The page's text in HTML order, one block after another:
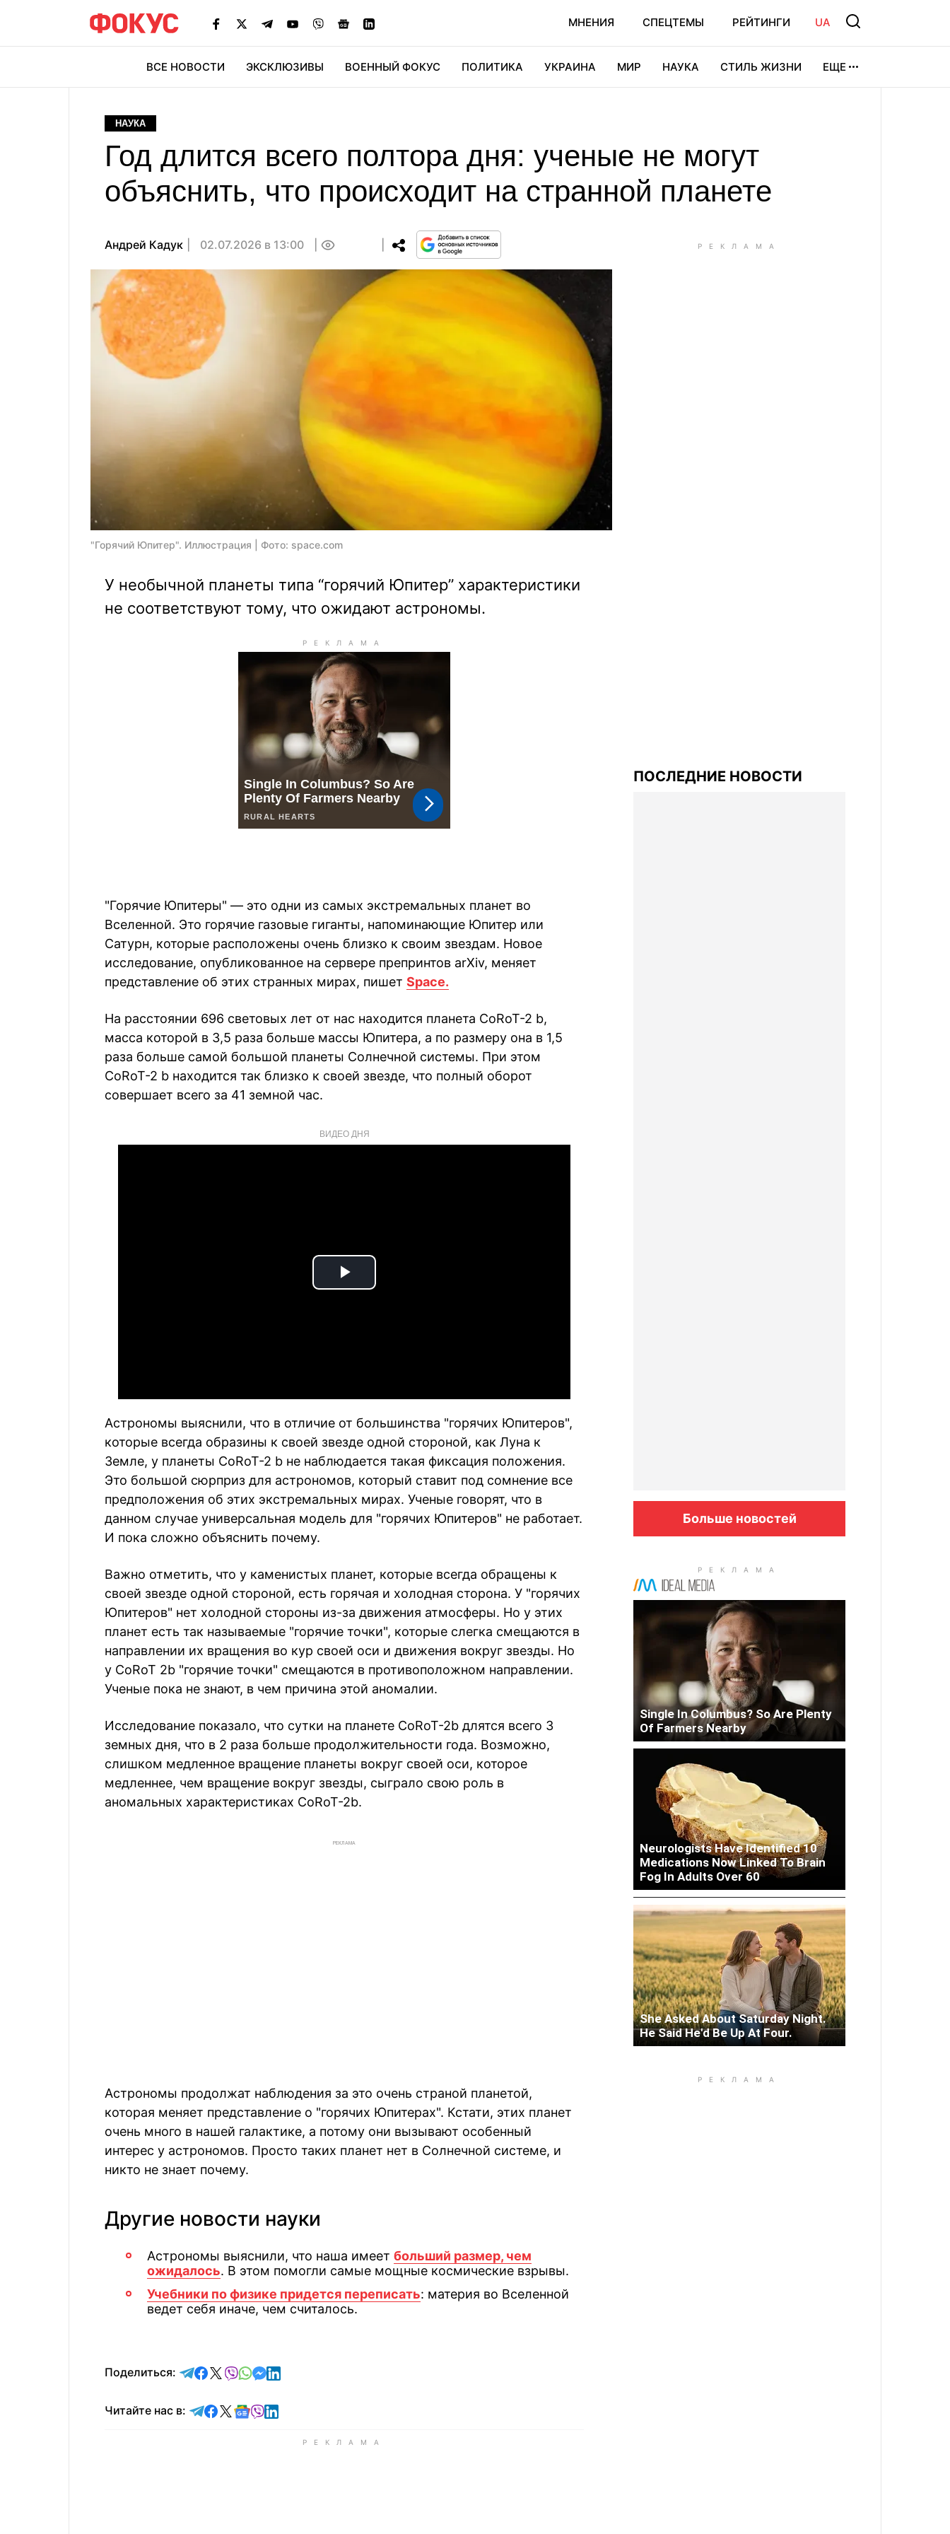
МНЕНИЯ СПЕЦТЕМЫ РЕЙТИНГИ UA
ВСЕ НОВОСТИ ЭКСКЛЮЗИВЫ ВОЕННЫЙ ФОКУС ПОЛИТИКА УКРАИНА МИР НАУКА СТИЛЬ ЖИЗНИ ЕЩЕ
НАУКА
Год длится всего полтора дня: ученые не могут
объяснить, что происходит на странной планете
Андрей Кадук 02.07.2026 в 13:00
"Горячий Юпитер". Иллюстрация | Фото: space.com
У необычной планеты типа “горячий Юпитер” характеристики
не соответствуют тому, что ожидают астрономы.
"Горячие Юпитеры" — это одни из самых экстремальных планет во
Вселенной. Это горячие газовые гиганты, напоминающие Юпитер или
Сатурн, которые расположены очень близко к своим звездам. Новое
исследование, опубликованное на сервере препринтов arXiv, меняет
представление об этих странных мирах, пишет Space.
На расстоянии 696 световых лет от нас находится планета CoRoT-2 b,
масса которой в 3,5 раза больше массы Юпитера, а по размеру она в 1,5
раза больше самой большой планеты Солнечной системы. При этом
CoRoT-2 b находится так близко к своей звезде, что полный оборот
совершает всего за 41 земной час.
ВИДЕО ДНЯ
Play
Астрономы выяснили, что в отличие от большинства "горячих Юпитеров",
которые всегда образины к своей звезде одной стороной, как Луна к
Земле, у планеты CoRoT-2 b не наблюдается такая фиксация положения.
Это большой сюрприз для астрономов, который ставит под сомнение все
предположения об этих экстремальных мирах. Ученые говорят, что в
данном случае универсальная модель для "горячих Юпитеров" не работает.
И пока сложно объяснить почему.
Важно отметить, что у каменистых планет, которые всегда обращены к
своей звезде одной стороной, есть горячая и холодная сторона. У "горячих
Юпитеров" нет холодной стороны из-за движения атмосферы. Но у этих
планет есть так называемые "горячие точки", которые слегка смещаются в
направлении их вращения во кур своей оси и движения вокруг звезды. Но
у CoRoT 2b "горячие точки" смещаются в противоположном направлении.
Ученые пока не знают, в чем причина этой аномалии.
Исследование показало, что сутки на планете CoRoT-2b длятся всего 3
земных дня, что в 2 раза больше продолжительности года. Возможно,
слишком медленное вращение планеты вокруг своей оси, которое
медленнее, чем вращение вокруг звезды, сыграло свою роль в
аномальных характеристиках CoRoT-2b.
РЕКЛАМА
Астрономы продолжат наблюдения за это очень страной планетой,
которая меняет представление о "горячих Юпитерах". Кстати, этих планет
очень много в нашей галактике, а потому они вызывают особенный
интерес у астрономов. Просто таких планет нет в Солнечной системе, и
никто не знает почему.
Другие новости науки
Астрономы выяснили, что наша имеет больший размер, чем
ожидалось. В этом помогли самые мощные космические взрывы.
Учебники по физике придется переписать: материя во Вселенной
ведет себя иначе, чем считалось.
Поделиться: отправить в Telegram
поделиться в Facebook
поделиться в X
отправить в Viber
отправить в Whatsapp
отправить в Messenger
отправить в LinkedIn
Читайте нас в: Читайте в Telegram
Читайте в Facebook
Читайте в X
Читайте в Google news
Читайте в Viber
Читайте в LinkedIn
ПОСЛЕДНИЕ НОВОСТИ
Больше новостей